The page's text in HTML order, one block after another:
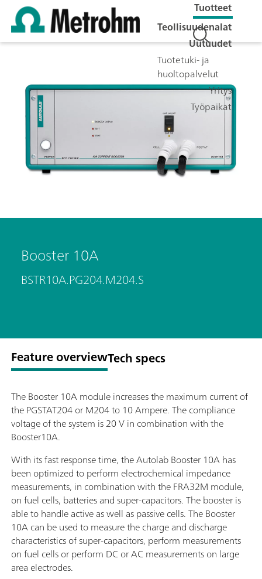
Tuotteet
Teollisuudenalat
Uutuudet
Tuotetuki- ja
huoltopalvelut
Yritys
Työpaikat
Booster 10A
BSTR10A.PG204.M204.S
Feature overviewTech specs
The Booster 10A module increases the maximum current of
the PGSTAT204 or M204 to 10 Ampere. The compliance
voltage of the system is 20 V in combination with the
Booster10A.
With its fast response time, the Autolab Booster 10A has
been optimized to perform electrochemical impedance
measurements, in combination with the FRA32M module,
on fuel cells, batteries and super-capacitors. The booster is
able to handle active as well as passive cells. The Booster
10A can be used to measure the charge and discharge
characteristics of super-capacitors, perform measurements
on fuel cells or perform DC or AC measurements on large
area electrodes.